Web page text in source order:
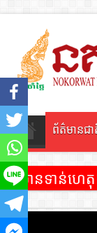
ព័ត៌មានជា
ព័ត៌មានទាន់ហេ